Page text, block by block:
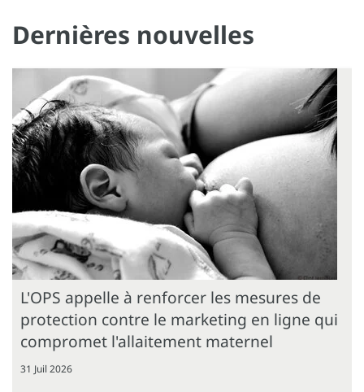
Dernières nouvelles
L'OPS appelle à renforcer les mesures de
protection contre le marketing en ligne qui
compromet l'allaitement maternel
31 Juil 2026